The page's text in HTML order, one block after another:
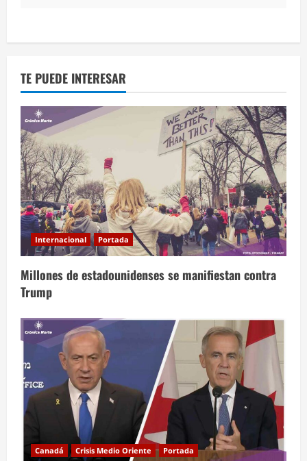
TE PUEDE INTERESAR
Internacional Portada
Millones de estadounidenses se manifiestan contra
Trump
Canadá Crisis Medio Oriente Portada